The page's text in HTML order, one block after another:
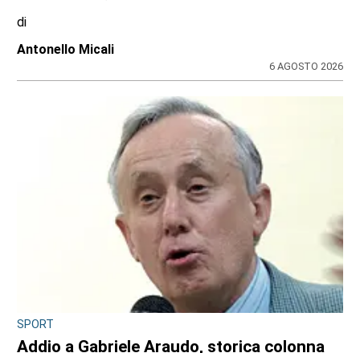
di
Antonello Micali
6 AGOSTO 2026
SPORT
Addio a Gabriele Araudo, storica colonna